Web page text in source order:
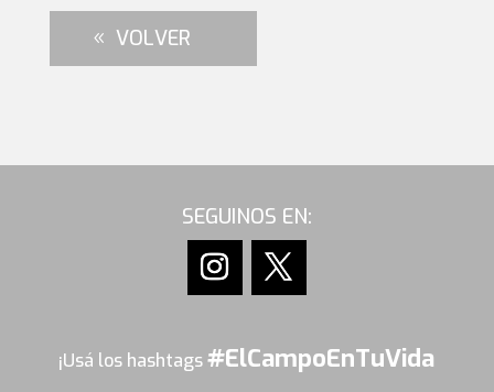
VOLVER
SEGUINOS EN:
¡Usá los hashtags#ElCampoEnTuVida